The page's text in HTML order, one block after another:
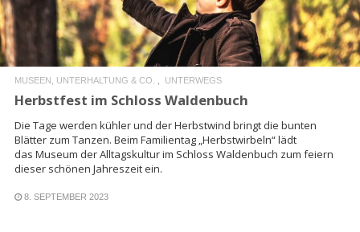
MUSEEN, UNTERHALTUNG & CO. UNTERWEGS
Herbstfest im Schloss Waldenbuch
Die Tage werden kühler und der Herbstwind bringt die bunten
Blätter zum Tanzen. Beim Familientag „Herbstwirbeln“ lädt
das Museum der Alltagskultur im Schloss Waldenbuch zum feiern
dieser schönen Jahreszeit ein.
8. SEPTEMBER 2023